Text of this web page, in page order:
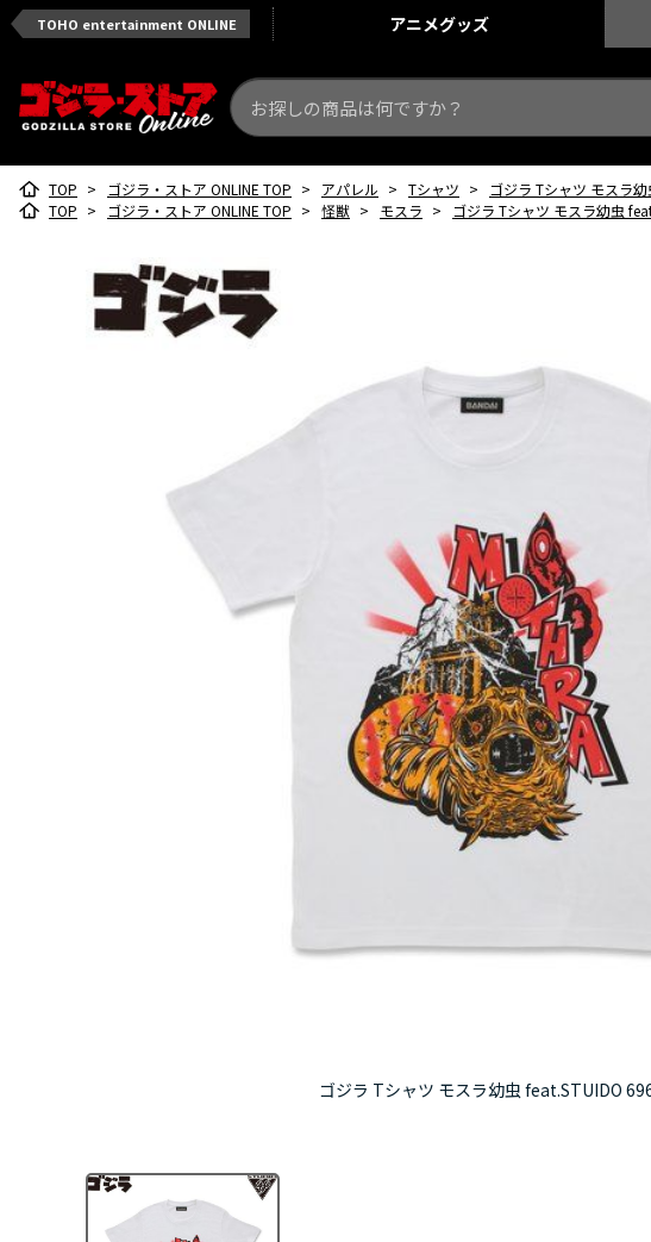
TOHO entertainment ONLINE アニメグッズ
TOP > ゴジラ・ストア ONLINE TOP > アパレル > Tシャツ >
ゴジラ Tシャツ モスラ
TOP > ゴジラ・ストア ONLINE TOP > 怪獣 > モスラ > ゴジラ Tシャツ モスラ幼虫
ゴジラ Tシャツ モスラ幼虫 feat.STUIDO